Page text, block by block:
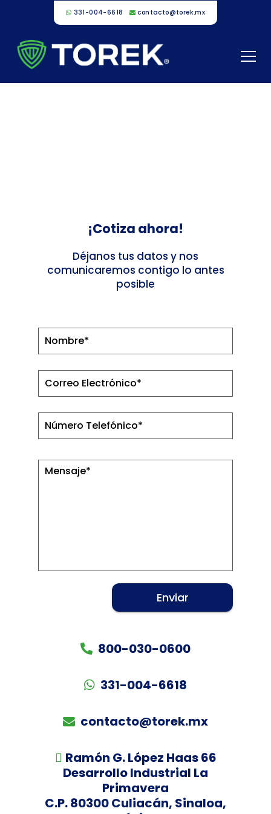
331-004-6618 contacto@torek.mx
¡Cotiza ahora!
Déjanos tus datos y nos
comunicaremos contigo lo antes
posible
800-030-0600
331-004-6618
contacto@torek.mx
Ramón G. López Haas 66
Desarrollo Industrial La
Primavera
C.P. 80300 Culiacán, Sinaloa,